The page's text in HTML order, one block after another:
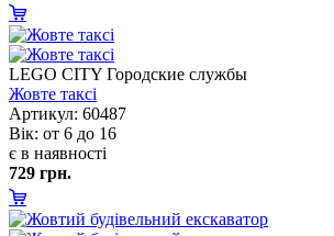
LEGO CITY Городские службы
Жовте таксі
Артикул: 60487
ік: от 6 до 16
є в наявності
729 грн.